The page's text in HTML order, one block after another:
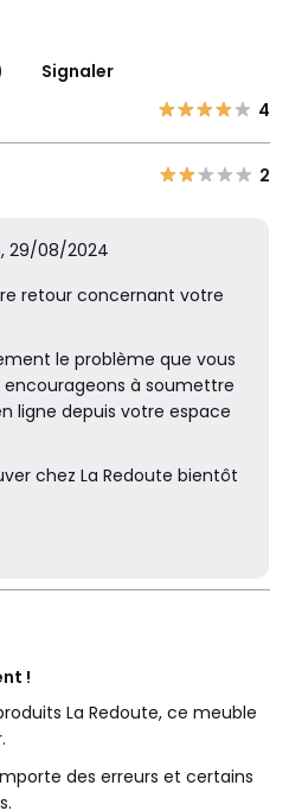
Signaler
4
2
29/08/2024
retour concernant votre
le problème que vous
à soumettre
ligne depuis votre espace
chez La Redoute bientôt
!
La Redoute, ce meuble
des erreurs et certains